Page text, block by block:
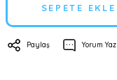
SEPETE EKLE
Paylaş Yorum Yaz